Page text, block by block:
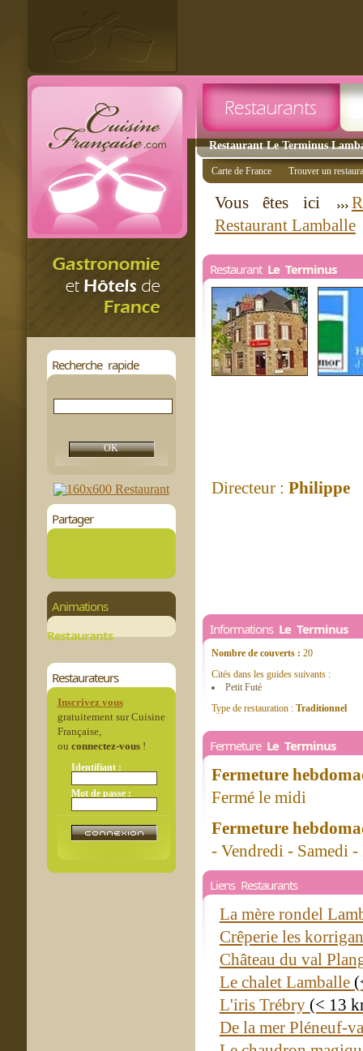
Restaurant Le Terminus
Recherche rapide
Partager
Animations
Restaurants
Restaurateurs
Inscrivez vous
gratuitement sur Cuisine
Française,
ou connectez-vous!
Identifiant :
Mot de passe :
Carte de France Trouver un
Vous êtes ici
Restaurant Lamballe
Restaurant Le Terminus
Directeur : Philippe
Informations Le Terminus
Nombre de couverts : 20
Cités dans les guides suivants :
Petit Futé
Type de restauration : Traditionnel
Fermeture Le Terminus
Fermeture
Fermé le midi
Fermeture
- Vendredi - Samedi
Liens Restaurants
La mère rondel
Crêperie les
Château du val
Le chalet Lamballe
L'iris Trébry (< 13
De la mer Pléneuf-